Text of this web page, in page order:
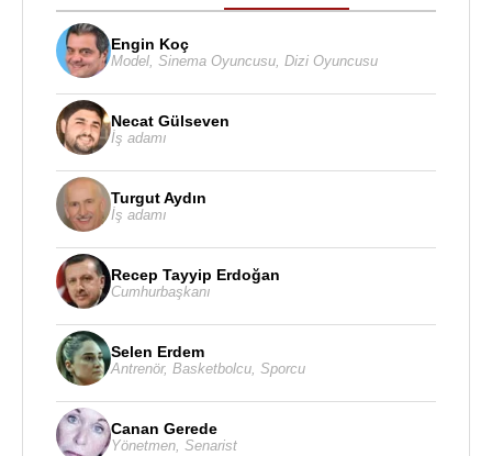
Engin Koç
Model, Sinema Oyuncusu, Dizi Oyuncusu
Necat Gülseven
İş adamı
Turgut Aydın
İş adamı
Recep Tayyip Erdoğan
Cumhurbaşkanı
Selen Erdem
Antrenör, Basketbolcu, Sporcu
Canan Gerede
Yönetmen, Senarist